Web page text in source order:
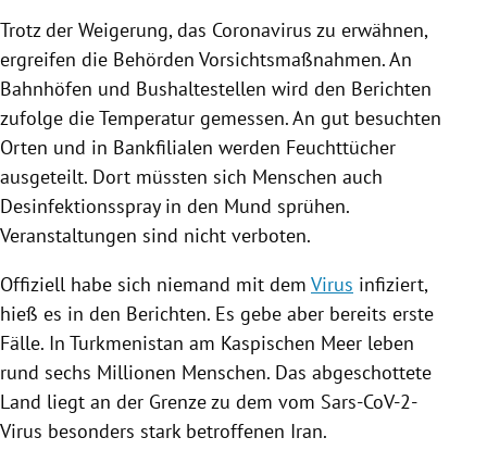
Trotz der Weigerung, das Coronavirus zu erwähnen,
ergreifen die Behörden Vorsichtsmaßnahmen. An
Bahnhöfen und Bushaltestellen wird den Berichten
zufolge die Temperatur gemessen. An gut besuchten
Orten und in Bankfilialen werden Feuchttücher
ausgeteilt. Dort müssten sich Menschen auch
Desinfektionsspray in den Mund sprühen.
Veranstaltungen sind nicht verboten.
Offiziell habe sich niemand mit dem Virus infiziert,
hieß es in den Berichten. Es gebe aber bereits erste
Fälle. In Turkmenistan am Kaspischen Meer leben
rund sechs Millionen Menschen. Das abgeschottete
Land liegt an der Grenze zu dem vom Sars-CoV-2-
Virus besonders stark betroffenen Iran.